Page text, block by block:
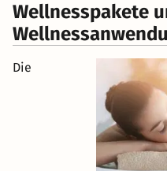
Wellnesspakete
Die